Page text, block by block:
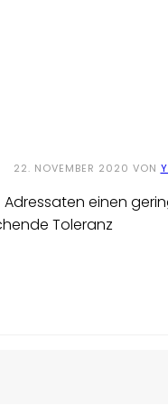
22. NOVEMBER 2020 VON
Adressaten einen
Toleranz